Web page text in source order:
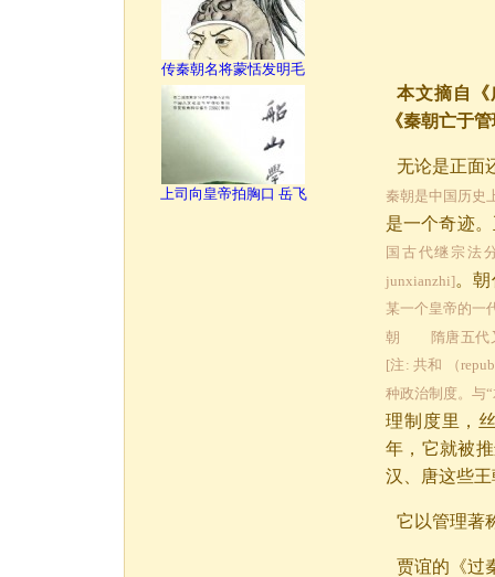
传秦朝名将蒙恬发明毛
上司向皇帝拍胸口 岳飞
本文摘自《
《秦朝亡于
无论是正面
秦朝是中国历史
是一个奇迹
国古代继宗法
junxianzhi]。朝
某一个皇帝
朝 隋唐五
[注: 共和 （
种政治制度。与
理制度里，
年，它就被
汉、唐这些
它以管理著
贾谊的《过